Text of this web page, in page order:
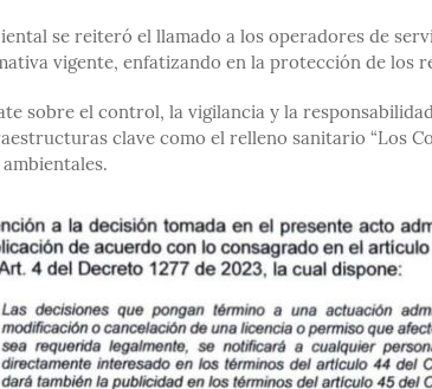
se reiteró el llamado a los operadores de
vigente, enfatizando en la protección de los
sobre el control, la vigilancia y la
clave como el relleno sanitario “Los